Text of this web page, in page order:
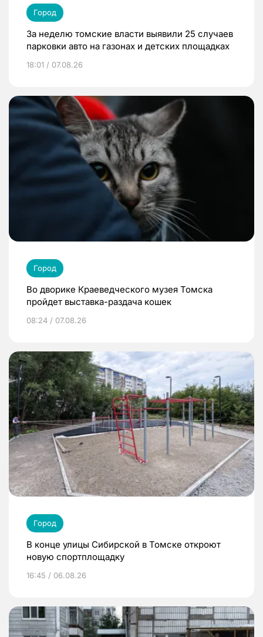
Город
За неделю томские власти выявили 25 случаев
парковки авто на газонах и детских площадках
18:01 / 07.08.26
Город
Во дворике Краеведческого музея Томска
пройдет выставка-раздача кошек
08:24 / 07.08.26
Город
В конце улицы Сибирской в Томске откроют
новую спортплощадку
16:45 / 06.08.26